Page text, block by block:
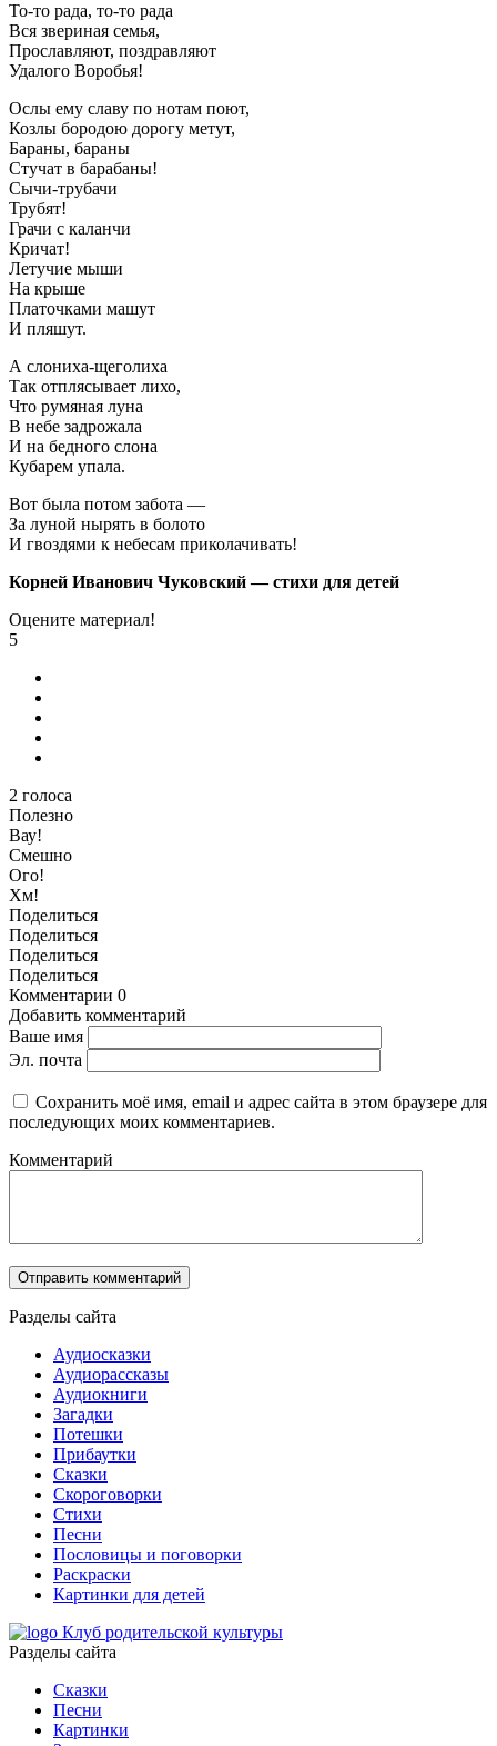
То-то рада, то-то рада
Вся звериная семья,
Прославляют, поздравляют
Удалого Воробья!
Ослы ему славу по нотам поют,
Козлы бородою дорогу метут,
Бараны, бараны
Стучат в барабаны!
Сычи-трубачи
Трубят!
Грачи с каланчи
Кричат!
Летучие мыши
На крыше
Платочками машут
И пляшут.
А слониха-щеголиха
Так отплясывает лихо,
Что румяная луна
В небе задрожала
И на бедного слона
Кубарем упала.
Вот была потом забота —
За луной нырять в болото
И гвоздями к небесам приколачивать!
Корней Иванович Чуковский — стихи для детей
Оцените материал!
5
2 голоса
Полезно
Вау!
Смешно
Ого!
Хм!
Поделиться
Поделиться
Поделиться
Поделиться
Комментарии 0
Добавить комментарий
Ваше имя
Эл. почта
Сохранить моё имя, email и адрес сайта в этом браузере для
последующих моих комментариев.
Комментарий
Разделы сайта
Аудиосказки
Аудиорассказы
Аудиокниги
Загадки
Потешки
Прибаутки
Сказки
Скороговорки
Стихи
Песни
Пословицы и поговорки
Раскраски
Картинки для детей
Клуб родительской культуры
Разделы сайта
Сказки
Песни
Картинки